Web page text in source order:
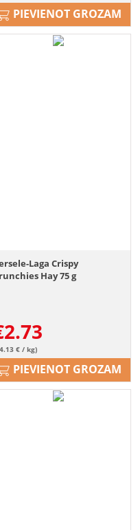
PIEVIENOT GROZAM
Laga Crispy
Hay 75 g
2.73
€ / kg)
PIEVIENOT GROZAM